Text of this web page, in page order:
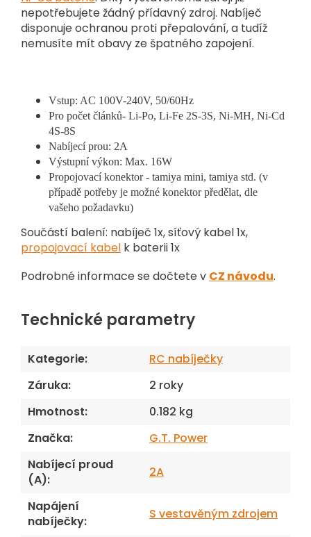
nepotřebujete žádný přídavný zdroj. Nabíječ
disponuje ochranou proti přepalování, a tudíž
nemusíte mít obavy ze špatného zapojení.
Vstup: AC 100V-240V, 50/60Hz
Pro počet článků- Li-Po, Li-Fe 2S-3S, Ni-MH, Ni-Cd
4S-8S
Nabíjecí prou: 2A
Výstupní výkon: Max. 16W
Propojovací konektor - tamiya mini, tamiya std. (v
případě potřeby je možné konektor předělat, dle
vašeho požadavku)
Součástí balení: nabíječ 1x, síťový kabel 1x,
propojovací kabel k baterii 1x
Podrobné informace se dočtete v CZ návodu.
Technické parametry
Kategorie:
RC nabíječky
Záruka:
2 roky
Hmotnost:
0.182 kg
Značka:
G.T. Power
Nabíjecí proud
(A): 2A
Napájení
nabíječky: S vestavěným zdrojem